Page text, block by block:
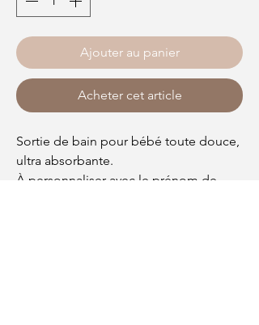
Ajouter au panier
Acheter cet article
Sortie de bain pour bébé toute douce,
ultra absorbante.
À personnaliser avec le prénom de